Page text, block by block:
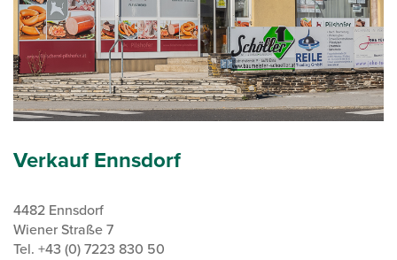
Verkauf Ennsdorf
4482 Ennsdorf
Wiener Straße 7
Tel. +43 (0) 7223 830 50